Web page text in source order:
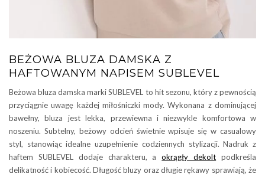
BEŻOWA BLUZA DAMSKA Z
HAFTOWANYM NAPISEM SUBLEVEL
Beżowa bluza damska marki SUBLEVEL to hit sezonu, który z pewnością
przyciągnie uwagę każdej miłośniczki mody. Wykonana z dominującej
bawełny, bluza jest lekka, przewiewna i niezwykle komfortowa w
noszeniu. Subtelny, beżowy odcień świetnie wpisuje się w casualowy
styl, stanowiąc idealne uzupełnienie codziennych stylizacji. Nadruk z
haftem SUBLEVEL dodaje charakteru, aokrągły dekolt podkreśla
delikatność i kobiecość. Długość bluzy oraz długie rękawy sprawiają, że